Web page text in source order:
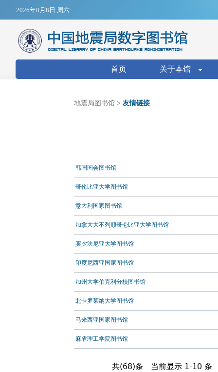
2026年8月8日 周六
搜索表单
首页 关于本馆
地震局图书馆 > 友情链接
韩国国会图书馆
哥伦比亚大学图书馆
意大利国家图书馆
加拿大大不列颠哥仑比亚大学图书馆
宾夕法尼亚大学图书馆
印度尼西亚国家图书馆
加州大学伯克利分校图书馆
北卡罗莱纳大学图书馆
马来西亚国家图书馆
麻省理工学院图书馆
共(68)条 当前显示 1-10 条